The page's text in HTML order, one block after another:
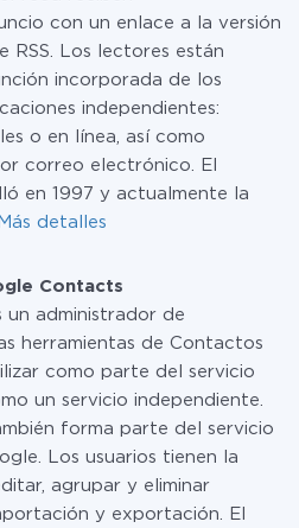
con un enlace a la versión
RSS. Los lectores están
incorporada de los
independientes:
o en línea, así como
correo electrónico. El
en 1997 y actualmente la
Más detalles
Contacts
un administrador de
herramientas de Contactos
como parte del servicio
un servicio independiente.
forma parte del servicio
Los usuarios tienen la
agrupar y eliminar
y exportación. El